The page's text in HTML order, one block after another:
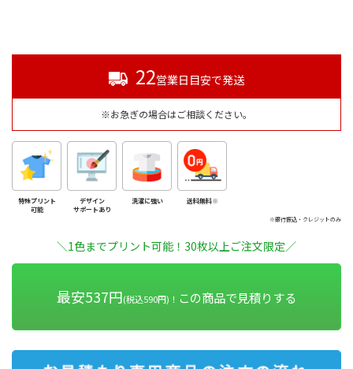
22営業日目安で発送
※お急ぎの場合はご相談ください。
特殊プリント
可能
デザイン
サポートあり
洗濯に強い 送料無料※
※銀行振込・クレジットのみ
＼1色までプリント可能！30枚以上ご注文限定／
最安537円(税込590円)！ この商品で見積りする